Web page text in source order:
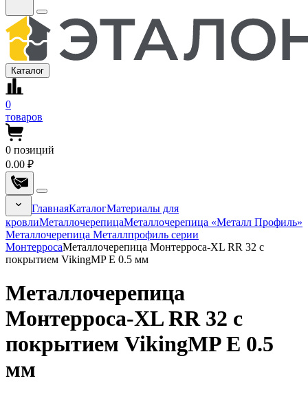
Каталог
0
товаров
0 позиций
0.00 ₽
ГлавнаяКаталогМатериалы для
кровлиМеталлочерепицаМеталлочерепица «Металл Профиль»
Металлочерепица Металлпрофиль серии
МонтерросаМеталлочерепица Монтерроса-XL RR 32 с
покрытием VikingMP E 0.5 мм
Металлочерепица
Монтерроса-XL RR 32 с
покрытием VikingMP E 0.5
мм